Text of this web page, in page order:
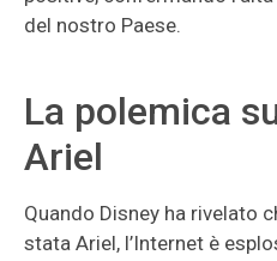
del nostro Paese.
La polemica
Ariel
Quando Disney ha rivelato
stata Ariel, l’Internet è